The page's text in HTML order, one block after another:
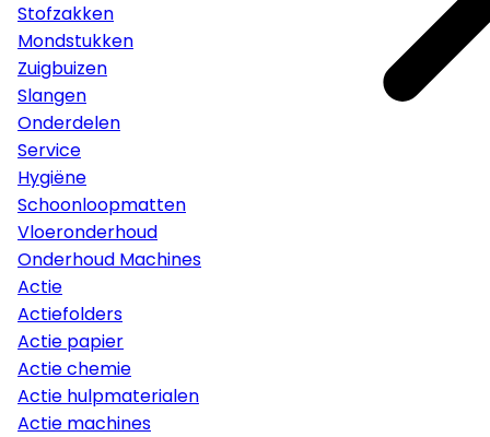
Stofzakken
Mondstukken
Zuigbuizen
Slangen
Onderdelen
Service
Hygiëne
Schoonloopmatten
Vloeronderhoud
Onderhoud Machines
Actie
Actiefolders
Actie papier
Actie chemie
Actie hulpmaterialen
Actie machines